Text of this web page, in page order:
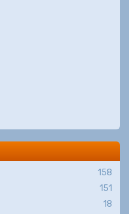
158
151
18